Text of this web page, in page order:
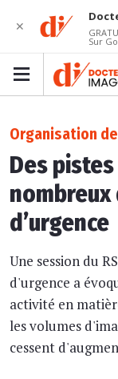
Organisation
Des
d’urgence
Une session du
d'urgence a
activité en
les volumes
cessent
✕
Sur